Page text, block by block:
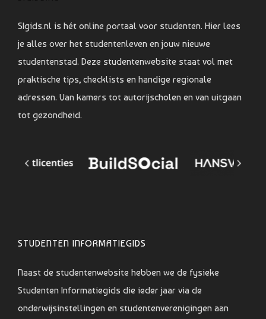
SIgids.nl is hét online portaal voor studenten. Hier lees
je alles over het studentenleven en jouw nieuwe
studentenstad. Deze studentenwebsite staat vol met
praktische tips, checklists en handige regionale
adressen. Van kamers tot autorijscholen en van uitgaan
tot gezondheid.
STUDENTEN INFORMATIEGIDS
Naast de studentenwebsite hebben we de fysieke
Studenten Informatiegids die ieder jaar via de
onderwijsinstellingen en studentenverenigingen aan